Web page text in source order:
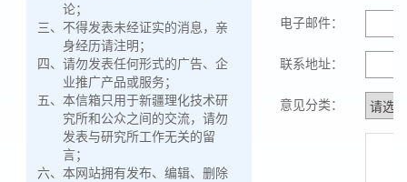
论；
三、 不得发表未经证实的消息，亲
身经历请注明；
四、 请勿发表任何形式的广告、企
业推广产品或服务；
五、 本信箱只用于新疆理化技术研
究所和公众之间的交流，请勿
发表与研究所工作无关的留
言；
六、 本网站拥有发布、编辑、删除
电子邮件：
联系地址：
意见分类：